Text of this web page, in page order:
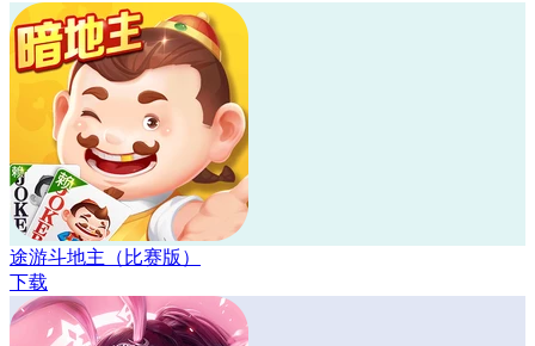
途游斗地主（比赛版）
下载